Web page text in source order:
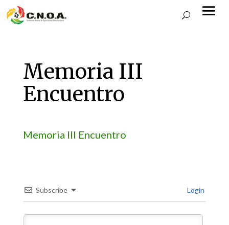
Memoria III
Encuentro
Memoria III Encuentro
Subscribe Login